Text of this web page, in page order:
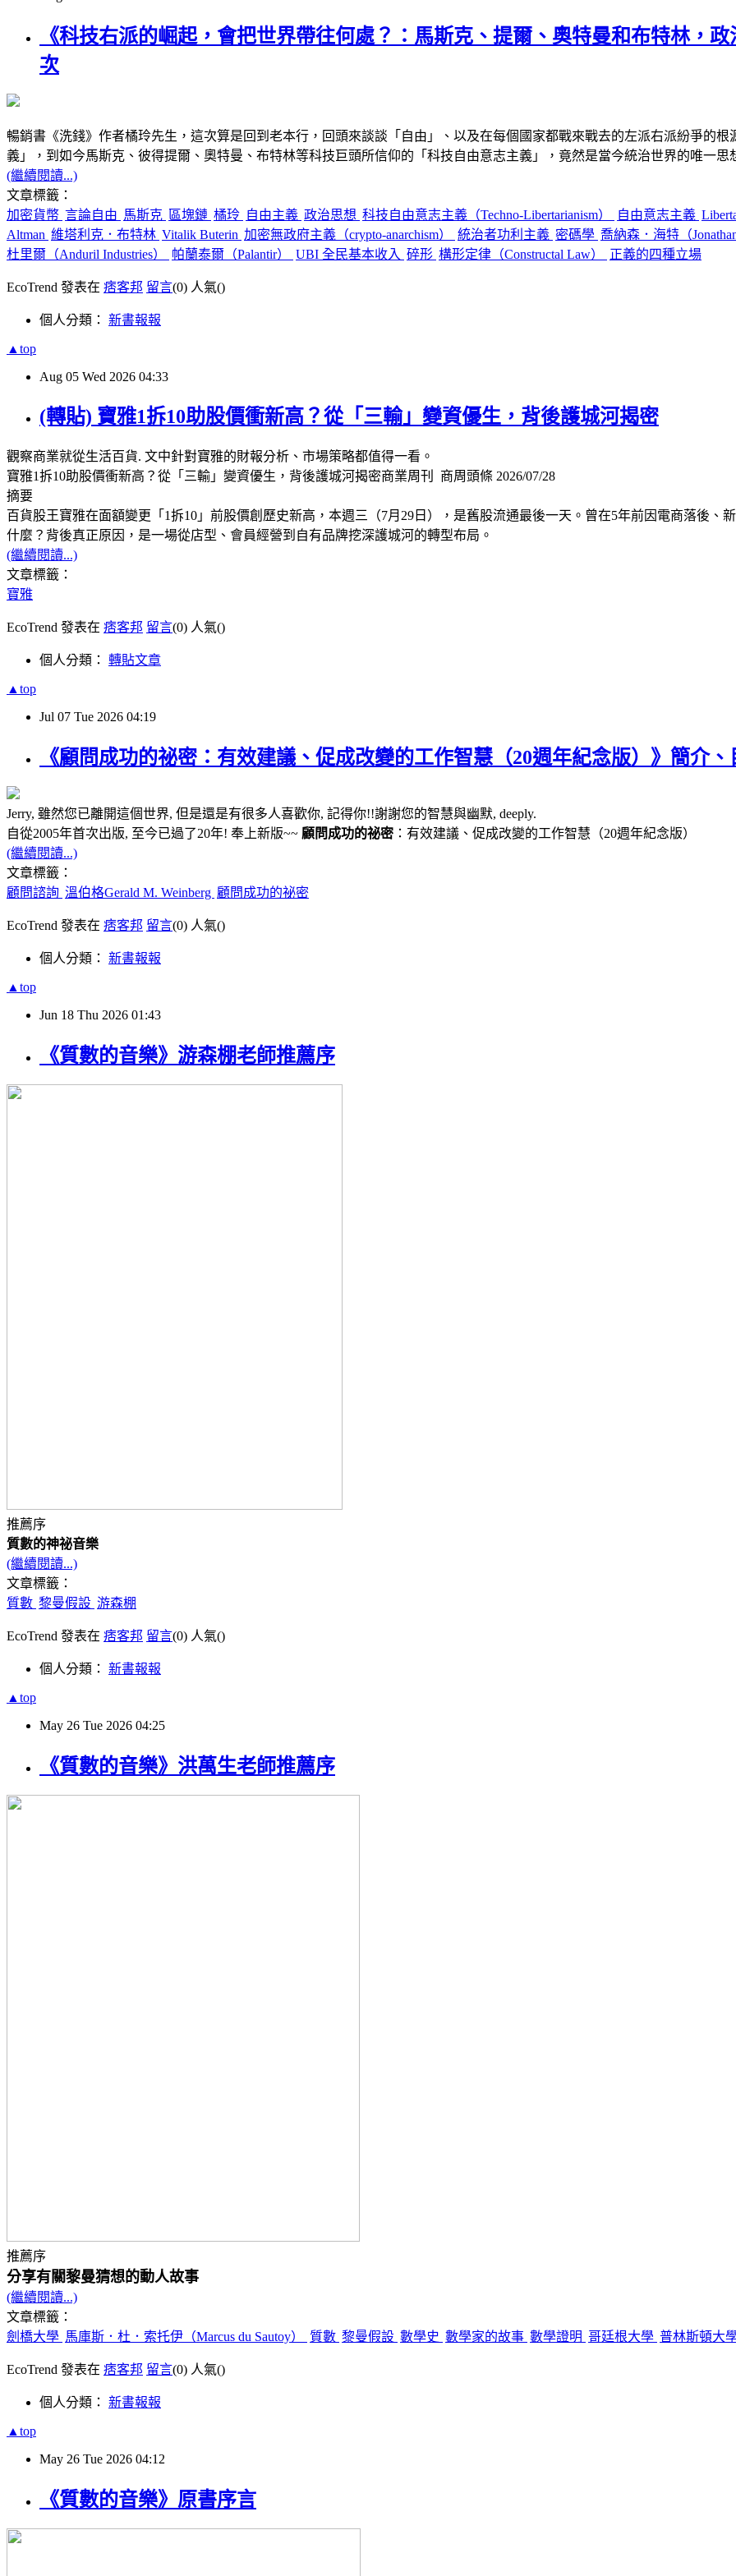
《科技右派的崛起，會把世界帶往何處？：馬斯克、提爾、奧特曼和布特林，
次
暢銷書《洗錢》作者橘玲先生，這次算是回到老本行，回頭來談談「自由」、以及在每個國家都戰來戰去的左派右派紛爭的根
義」，到如今馬斯克、彼得提爾、奧特曼、布特林等科技巨頭所信仰的「科技自由意志主義」，竟然是當今統治世界的唯一思
(繼續閱讀...)
文章標籤：
加密貨幣 言論自由 馬斯克 區塊鏈 橘玲 自由主義 政治思想 科技自由意志主義（Techno-Libertarianism） 自由意志主義
Altman 維塔利克．布特林 Vitalik Buterin 加密無政府主義（crypto-anarchism） 統治者功利主義 密碼學 喬納森．海特（
杜里爾（Anduril Industries）
帕蘭泰爾（Palantir） UBI 全民基本收入 碎形 構形定律（Constructal Law） 正義的四種立場
EcoTrend 發表在 痞客邦 留言(0) 人氣()
個人分類： 新書報報
▲top
Aug 05 Wed 2026 04:33
(轉貼) 寶雅1拆10助股價衝新高？從「三輸」變資優生，背後護城河揭密
觀察商業就從生活百貨. 文中針對寶雅的財報分析、市場策略都值得一看。
寶雅1拆10助股價衝新高？從「三輸」變資優生，背後護城河揭密商業周刊 商周頭條 2026/07/28
摘要
百貨股王寶雅在面額變更「1拆10」前股價創歷史新高，本週三（7月29日），是舊股流通最後一天。曾在5年前因電商落後、
什麼？背後真正原因，是一場從店型、會員經營到自有品牌挖深護城河的轉型布局。
(繼續閱讀...)
文章標籤：
寶雅
EcoTrend 發表在 痞客邦 留言(0) 人氣()
個人分類： 轉貼文章
▲top
Jul 07 Tue 2026 04:19
《顧問成功的祕密：有效建議、促成改變的工作智慧（20週年紀念版）》簡介、
Jerry, 雖然您已離開這個世界, 但是還是有很多人喜歡你, 記得你!!謝謝您的智慧與幽默, deeply.
自從2005年首次出版, 至今已過了20年! 奉上新版~~ 顧問成功的祕密 ：有效建議、促成改變的工作智慧（20週年紀念版）
(繼續閱讀...)
文章標籤：
顧問諮詢 溫伯格Gerald M. Weinberg 顧問成功的祕密
EcoTrend 發表在 痞客邦 留言(0) 人氣()
個人分類： 新書報報
▲top
Jun 18 Thu 2026 01:43
《質數的音樂》游森棚老師推薦序
推薦序
質數的神祕音樂
(繼續閱讀...)
文章標籤：
質數 黎曼假設 游森棚
EcoTrend 發表在 痞客邦 留言(0) 人氣()
個人分類： 新書報報
▲top
May 26 Tue 2026 04:25
《質數的音樂》洪萬生老師推薦序
推薦序
分享有關黎曼猜想的動人故事
(繼續閱讀...)
文章標籤：
劍橋大學 馬庫斯．杜．索托伊（Marcus du Sautoy） 質數 黎曼假設 數學史 數學家的故事 數學證明 哥廷根大學 普林斯頓大
EcoTrend 發表在 痞客邦 留言(0) 人氣()
個人分類： 新書報報
▲top
May 26 Tue 2026 04:12
《質數的音樂》原書序言